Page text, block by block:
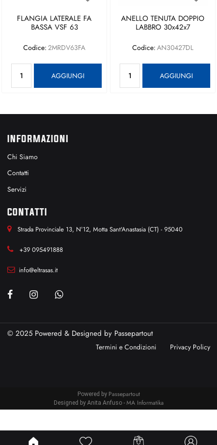
FLANGIA LATERALE FA
BASSA VSF 63
Codice: 2MRDV63FA
AGGIUNGI
ANELLO TENUTA DOPPIO
LABBRO 30x42x7
Codice: AN30427DL
AGGIUNGI
INFORMAZIONI
Chi Siamo
Contatti
Servizi
CONTATTI
Strada Provinciale 13, N°12, Motta Sant'Anastasia (CT) - 95040
+39 095491888
info@eltrasas.it
© 2025 Powered & Designed by Passepartout
Termini e Condizioni Privacy Policy
Powered by Passepartout
Designed by Anita Anfuso - MA Informatika